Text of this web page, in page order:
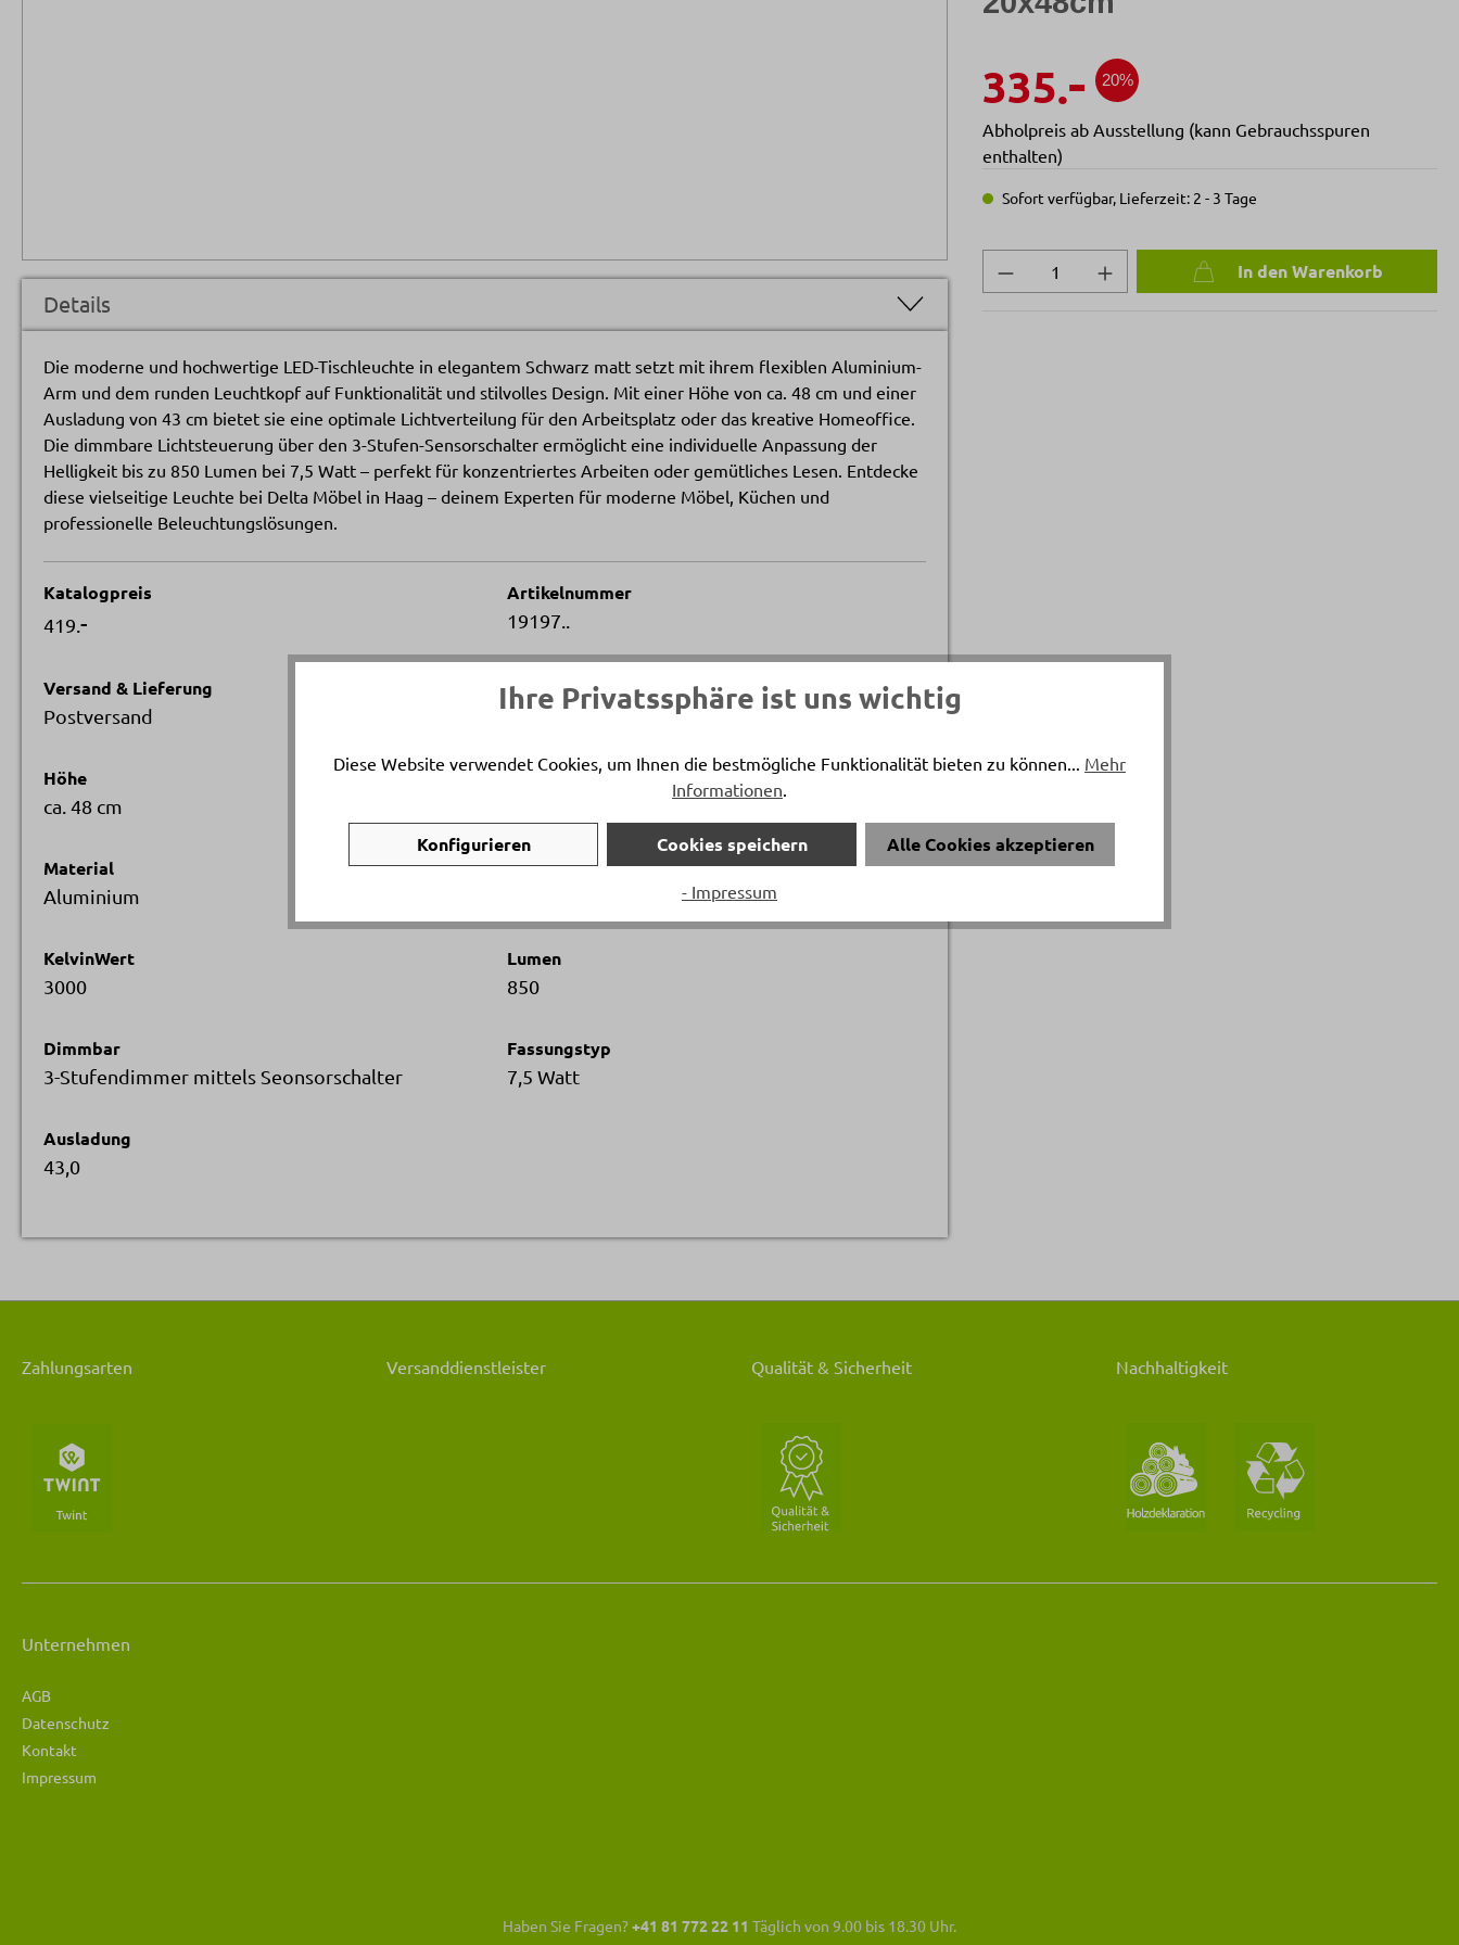
335.- 20%
Abholpreis ab Ausstellung (kann Gebrauchsspuren
enthalten)
Sofort verfügbar, Lieferzeit: 2 - 3 Tage
Produkt Anzahl: Gib denIn den Warenkorb
Details
Die moderne und hochwertige LED-Tischleuchte in elegantem Schwarz matt setzt mit ihrem flexiblen Aluminium-
Arm und dem runden Leuchtkopf auf Funktionalität und stilvolles Design. Mit einer Höhe von ca. 48 cm und einer
Ausladung von 43 cm bietet sie eine optimale Lichtverteilung für den Arbeitsplatz oder das kreative Homeoffice.
Die dimmbare Lichtsteuerung über den 3-Stufen-Sensorschalter ermöglicht eine individuelle Anpassung der
Helligkeit bis zu 850 Lumen bei 7,5 Watt – perfekt für konzentriertes Arbeiten oder gemütliches Lesen. Entdecke
diese vielseitige Leuchte bei Delta Möbel in Haag – deinem Experten für moderne Möbel, Küchen und
professionelle Beleuchtungslösungen.
Katalogpreis
419.-
Artikelnummer
19197..
Versand & Lieferung
Postversand
Breite
ca. 20 cm
Höhe
ca. 48 cm
Material
Aluminium
Artikelfarbe
KelvinWert
3000
Lumen
850
Dimmbar
3-Stufendimmer mittels Seonsorschalter
Fassungstyp
7,5 Watt
Ausladung
43,0
Zahlungsarten Versanddienstleister Qualität & Sicherheit Nachhaltigkeit
Unternehmen
AGB
Datenschutz
Kontakt
Impressum
Haben Sie Fragen?+41 81 772 22 11 Täglich von 9.00 bis 18.30 Uhr.
Ihre Privatssphäre ist uns wichtig
Diese Website verwendet Cookies, um Ihnen die bestmögliche Funktionalität bieten zu können... Mehr
Informationen
Konfigurieren Cookies speichern Alle Cookies akzeptieren
- Impressum